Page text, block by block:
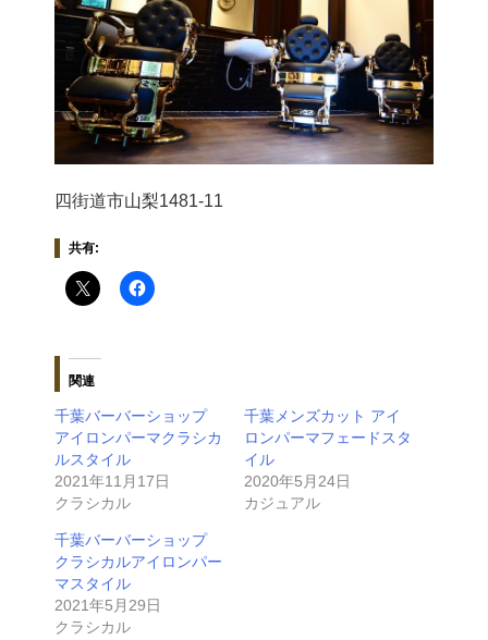
四街道市山梨1481-11
共有:
関連
千葉バーバーショップ
アイロンパーマクラシカ
ルスタイル
2021年11月17日
クラシカル
千葉メンズカット アイ
ロンパーマフェードスタ
イル
2020年5月24日
カジュアル
千葉バーバーショップ
クラシカルアイロンパー
マスタイル
2021年5月29日
クラシカル